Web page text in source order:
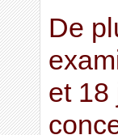
De
et 18